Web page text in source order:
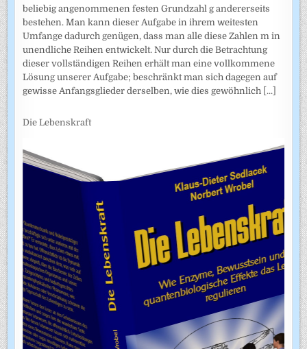
beliebig angenommenen festen Grundzahl g andererseits
bestehen. Man kann dieser Aufgabe in ihrem weitesten
Umfange dadurch genügen, dass man alle diese Zahlen m in
unendliche Reihen entwickelt. Nur durch die Betrachtung
dieser vollständigen Reihen erhält man eine vollkommene
Lösung unserer Aufgabe; beschränkt man sich dagegen auf
gewisse Anfangsglieder derselben, wie dies gewöhnlich [...]
Die Lebenskraft